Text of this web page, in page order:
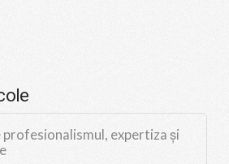
profesionalismul, expertiza și